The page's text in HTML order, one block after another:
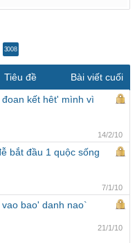
3008
Tiêu đề Bài viết cuối
kết hêt' mình vì
14/2/10
bắt đầu 1 quộc sống
7/1/10
bao' danh nao`
21/1/10